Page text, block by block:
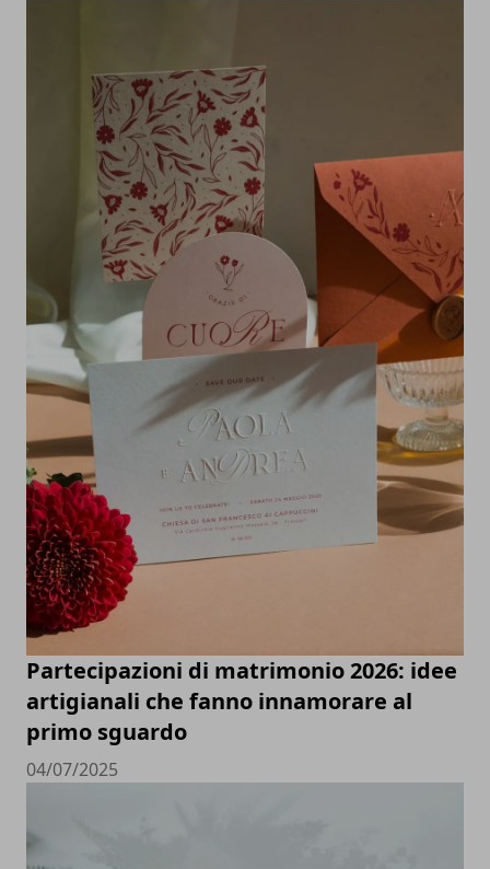
Partecipazioni di matrimonio 2026: idee
artigianali che fanno innamorare al
primo sguardo
04/07/2025